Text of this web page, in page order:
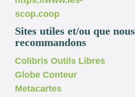
Sites utiles et/ou que nous
recommandons
Colibris Outils Libres
Globe Conteur
Metacartes